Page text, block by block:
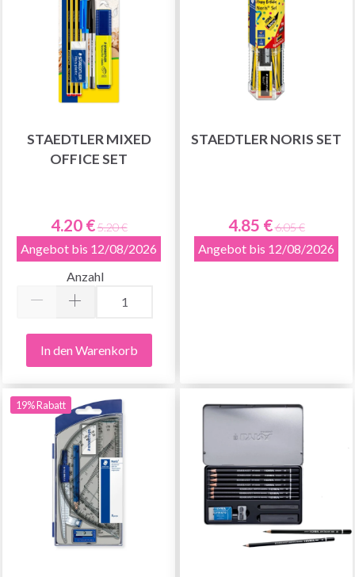
STAEDTLER MIXED
OFFICE SET
4.20 €5.20 €
Angebot bis 12/08/2026
Anzahl
In den Warenkorb
STAEDTLER NORIS SET
4.85 €6.05 €
Angebot bis 12/08/2026
19% Rabatt
Werden Sie Teil unserer Garn-Community
und erhalten Sie exklusiven Zugang zu
inspirierenden Strickmustern und speziellen
Jetzt anmelden